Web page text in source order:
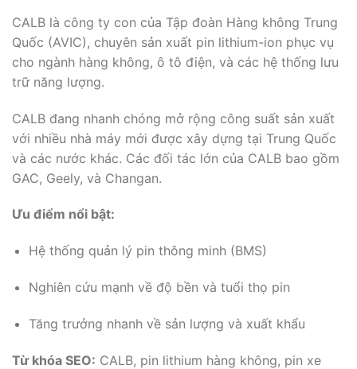
CALB là công ty con của Tập đoàn Hàng không Trung
Quốc (AVIC), chuyên sản xuất pin lithium-ion phục vụ
cho ngành hàng không, ô tô điện, và các hệ thống lưu
trữ năng lượng.
CALB đang nhanh chóng mở rộng công suất sản xuất
với nhiều nhà máy mới được xây dựng tại Trung Quốc
và các nước khác. Các đối tác lớn của CALB bao gồm
GAC, Geely, và Changan.
Ưu điểm nổi bật:
Hệ thống quản lý pin thông minh (BMS)
Nghiên cứu mạnh về độ bền và tuổi thọ pin
Tăng trưởng nhanh về sản lượng và xuất khẩu
Từ khóa SEO: CALB, pin lithium hàng không, pin xe